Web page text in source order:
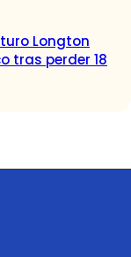
Longton
tras perder 18